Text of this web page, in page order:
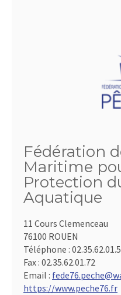
Fédération
Maritime
Protection
Aquatique
11 Cours Clemenceau
76100 ROUEN
Téléphone :
Fax : 02.35.62.01.72
Email :
https://www.peche76.fr